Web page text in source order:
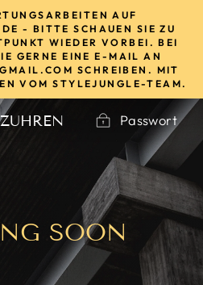
AUF
- BITTE SCHAUEN SIE ZU
WIEDER VORBEI. BEI
GERNE EINE E-MAIL AN
SCHREIBEN. MIT
VOM STYLEJUNGLE-TEAM.
Passwort
SOON